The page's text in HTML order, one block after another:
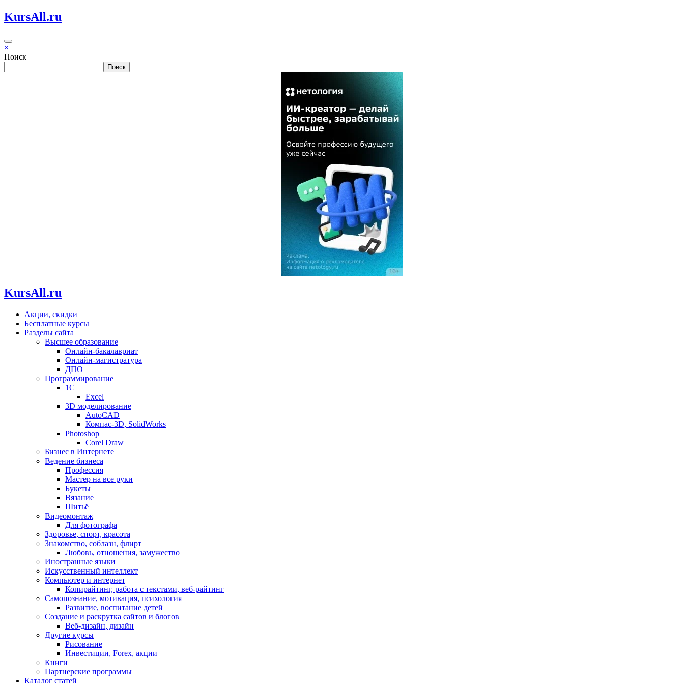
Перейти
к
KursAll.ru
×
Поиск
Поиск
KursAll.ru
Акции, скидки
Бесплатные курсы
Разделы сайта
Высшее образование
Онлайн-бакалавриат
Онлайн-магистратура
ДПО
Программирование
1С
Excel
3D моделирование
AutoCAD
Компас-3D, SolidWorks
Photoshop
Corel Draw
Бизнес в Интернете
Ведение бизнеса
Профессия
Мастер на все руки
Букеты
Вязание
Шитьё
Видеомонтаж
Для фотографа
Здоровье, спорт, красота
Знакомство, соблазн, флирт
Любовь, отношения, замужество
Иностранные языки
Искусственный интеллект
Компьютер и интернет
Копирайтинг, работа с текстами, веб-райтинг
Самопознание, мотивация, психология
Развитие, воспитание детей
Создание и раскрутка сайтов и блогов
Веб-дизайн, дизайн
Другие курсы
Рисование
Инвестиции, Forex, акции
Книги
Партнерские программы
Каталог статей